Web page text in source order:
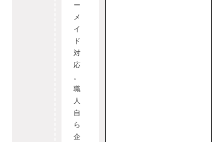
ー
メ
イ
ド
対
応
。
職
人
自
ら
企